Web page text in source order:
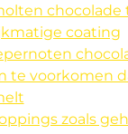
chocolade
coating
te voorkomen
zoals